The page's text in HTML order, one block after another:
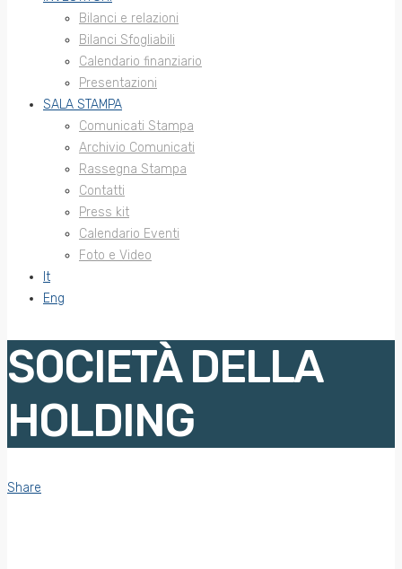
Bilanci e relazioni
Bilanci Sfogliabili
Calendario finanziario
Presentazioni
SALA STAMPA
Comunicati Stampa
Archivio Comunicati
Rassegna Stampa
Contatti
Press kit
Calendario Eventi
Foto e Video
It
Eng
SOCIETÀ DELLA
HOLDING
Share